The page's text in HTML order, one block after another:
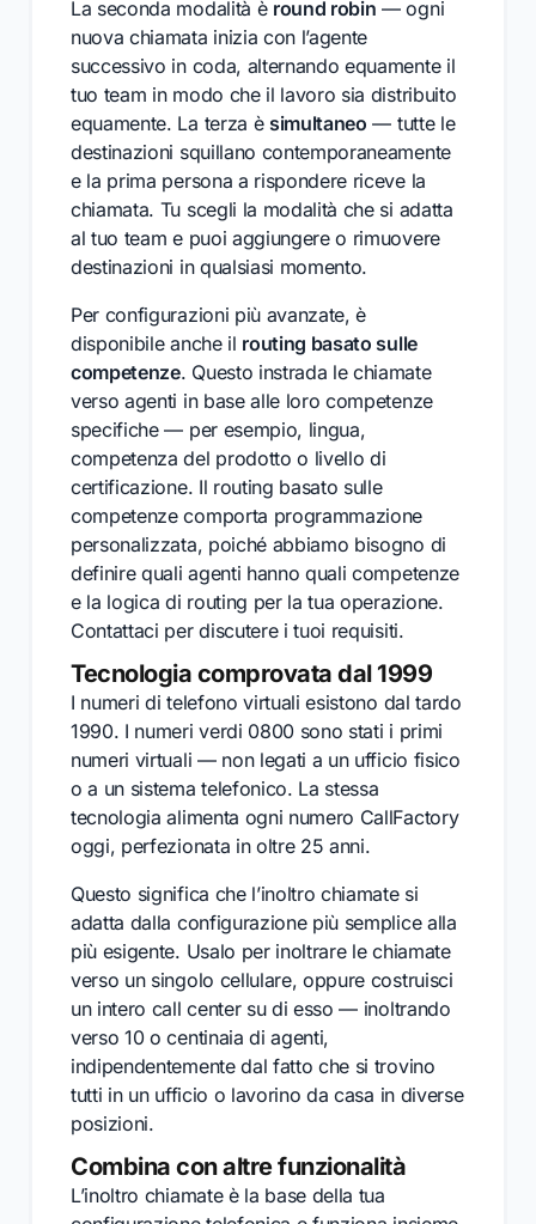
La seconda modalità è round robin — ogni
nuova chiamata inizia con l’agente
successivo in coda, alternando equamente il
tuo team in modo che il lavoro sia distribuito
equamente. La terza è simultaneo — tutte le
destinazioni squillano contemporaneamente
e la prima persona a rispondere riceve la
chiamata. Tu scegli la modalità che si adatta
al tuo team e puoi aggiungere o rimuovere
destinazioni in qualsiasi momento.
Per configurazioni più avanzate, è
disponibile anche il routing basato sulle
competenze. Questo instrada le chiamate
verso agenti in base alle loro competenze
specifiche — per esempio, lingua,
competenza del prodotto o livello di
certificazione. Il routing basato sulle
competenze comporta programmazione
personalizzata, poiché abbiamo bisogno di
definire quali agenti hanno quali competenze
e la logica di routing per la tua operazione.
Contattaci per discutere i tuoi requisiti.
Tecnologia comprovata dal 1999
I numeri di telefono virtuali esistono dal tardo
1990. I numeri verdi 0800 sono stati i primi
numeri virtuali — non legati a un ufficio fisico
o a un sistema telefonico. La stessa
tecnologia alimenta ogni numero CallFactory
oggi, perfezionata in oltre 25 anni.
Questo significa che l’inoltro chiamate si
adatta dalla configurazione più semplice alla
più esigente. Usalo per inoltrare le chiamate
verso un singolo cellulare, oppure costruisci
un intero call center su di esso — inoltrando
verso 10 o centinaia di agenti,
indipendentemente dal fatto che si trovino
tutti in un ufficio o lavorino da casa in diverse
posizioni.
Combina con altre funzionalità
L’inoltro chiamate è la base della tua